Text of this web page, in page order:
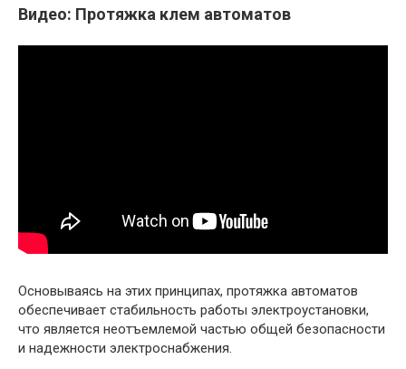
Видео: Протяжка клем автоматов
Основываясь на этих принципах, протяжка автоматов
обеспечивает стабильность работы электроустановки,
что является неотъемлемой частью общей безопасности
и надежности электроснабжения.